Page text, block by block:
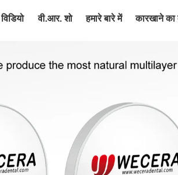
विडियो वी.आर. शो हमारे बारे में कारखाने का